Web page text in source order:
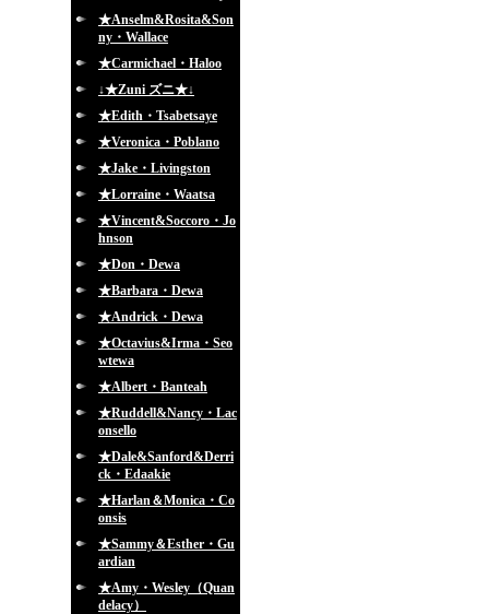
★Anselm&Rosita&Son
ny・Wallace
★Carmichael・Haloo
↓★Zuni ズニ★↓
★Edith・Tsabetsaye
★Veronica・Poblano
★Jake・Livingston
★Lorraine・Waatsa
★Vincent&Soccoro・Jo
hnson
★Don・Dewa
★Barbara・Dewa
★Andrick・Dewa
★Octavius&Irma・Seo
wtewa
★Albert・Banteah
★Ruddell&Nancy・Lac
onsello
★Dale&Sanford&Derri
ck・Edaakie
★Harlan＆Monica・Co
onsis
★Sammy＆Esther・Gu
ardian
★Amy・Wesley（Quan
delacy）